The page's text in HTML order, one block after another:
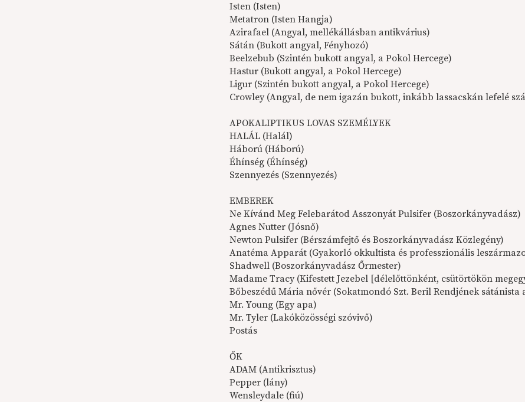
Isten (Isten)
Metatron (Isten Hangja)
Azirafael (Angyal, mellékállásban antikvárius)
Sátán (Bukott angyal, Fényhozó)
Beelzebub (Szintén bukott angyal, a Pokol Hercege)
Hastur (Bukott angyal, a Pokol Hercege)
Ligur (Szintén bukott angyal, a Pokol Hercege)
Crowley (Angyal, de nem igazán bukott, inkább lassacskán lefelé
APOKALIPTIKUS LOVAS SZEMÉLYEK
HALÁL (Halál)
Háború (Háború)
Éhínség (Éhínség)
Szennyezés (Szennyezés)
EMBEREK
Ne Kívánd Meg Felebarátod Asszonyát Pulsifer (Boszorkányvadász)
Agnes Nutter (Jósnő)
Newton Pulsifer (Bérszámfejtő és Boszorkányvadász Közlegény)
Anatéma Apparát (Gyakorló okkultista és professzionális
Shadwell (Boszorkányvadász Őrmester)
Madame Tracy (Kifestett Jezebel [délelőttönként, csütörtökön
Bőbeszédű Mária nővér (Sokatmondó Szt. Beril Rendjének sátánista
Mr. Young (Egy apa)
Mr. Tyler (Lakóközösségi szóvivő)
Postás
ŐK
ADAM (Antikrisztus)
Pepper (lány)
Wensleydale (fiú)